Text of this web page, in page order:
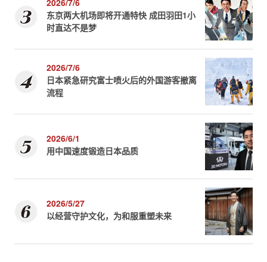
东京两大机场即将开通特快 成田羽田1小
时直达不是梦
2026/7/6
日本紧急研究富士喷火后的外国游客撤离
流程
2026/6/1
用中国速度锻造日本品质
2026/5/27
以经营守护文化，为和服重塑未来